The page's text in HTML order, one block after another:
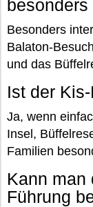
Besonders
Balaton-
und das
Ist der
Ja, wenn
Insel,
Familien
Kann man
Führung